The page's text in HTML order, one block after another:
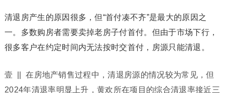
清退房产生的原因很多，但“首付凑不齐”是最大的原因之
一。多数购房者需要卖掉老房子付首付。但由于市场下行，
很多客户在约定时间内无法按时交首付，房源只能清退。
壹 || 在房地产销售过程中，清退房源的情况较为常见，但
2024年清退率明显上升，黄欢所在项目的综合清退率接近三